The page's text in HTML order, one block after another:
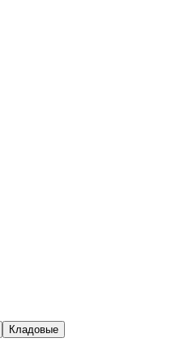
Кладовые